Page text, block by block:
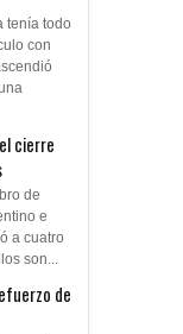
tenía todo
con
cierre
de
e
a cuatro
son...
de